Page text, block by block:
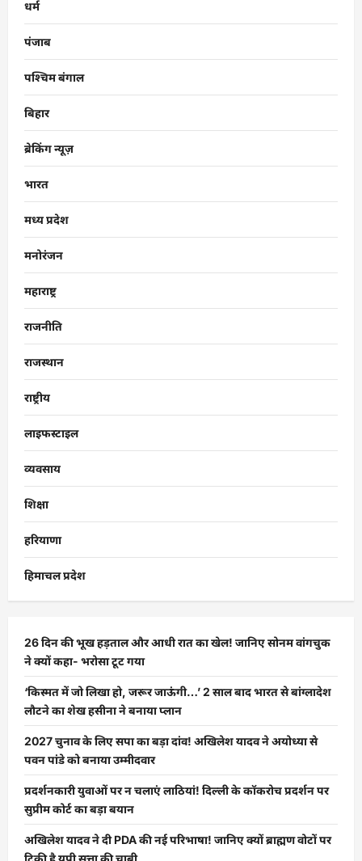
धर्म
पंजाब
पश्चिम बंगाल
बिहार
ब्रेकिंग न्यूज़
भारत
मध्य प्रदेश
मनोरंजन
महाराष्ट्र
राजनीति
राजस्थान
राष्ट्रीय
लाइफस्टाइल
व्यवसाय
शिक्षा
हरियाणा
हिमाचल प्रदेश
26 दिन की भूख हड़ताल और आधी रात का खेल! जानिए सोनम वांगचुक
ने क्यों कहा- भरोसा टूट गया
‘किस्मत में जो लिखा हो, जरूर जाऊंगी…’ 2 साल बाद भारत से बांग्लादेश
लौटने का शेख हसीना ने बनाया प्लान
2027 चुनाव के लिए सपा का बड़ा दांव! अखिलेश यादव ने अयोध्या से
पवन पांडे को बनाया उम्मीदवार
प्रदर्शनकारी युवाओं पर न चलाएं लाठियां! दिल्ली के कॉकरोच प्रदर्शन पर
सुप्रीम कोर्ट का बड़ा बयान
अखिलेश यादव ने दी PDA की नई परिभाषा! जानिए क्यों ब्राह्मण वोटों पर
टिकी है यूपी सत्ता की चाबी